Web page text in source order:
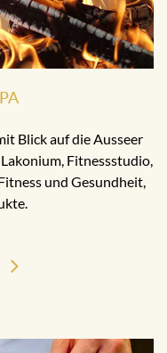
Blick auf die Ausseer
Fitnessstudio,
und Gesundheit,